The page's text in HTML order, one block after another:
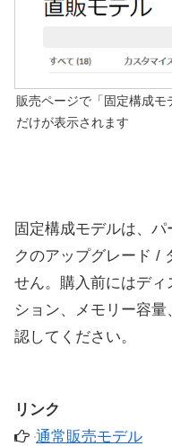
販売ページで「固定構成
だけが表示されます
固定構成モデルは、
クのアップグレード /
せん。購入前にはディ
ション、メモリー容
認してください。
リンク
通常販売モデル